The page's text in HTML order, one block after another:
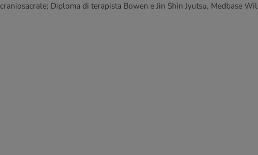
craniosacrale; Diploma di terapista Bowen e Jin Shin Jyutsu, Medbase Wil